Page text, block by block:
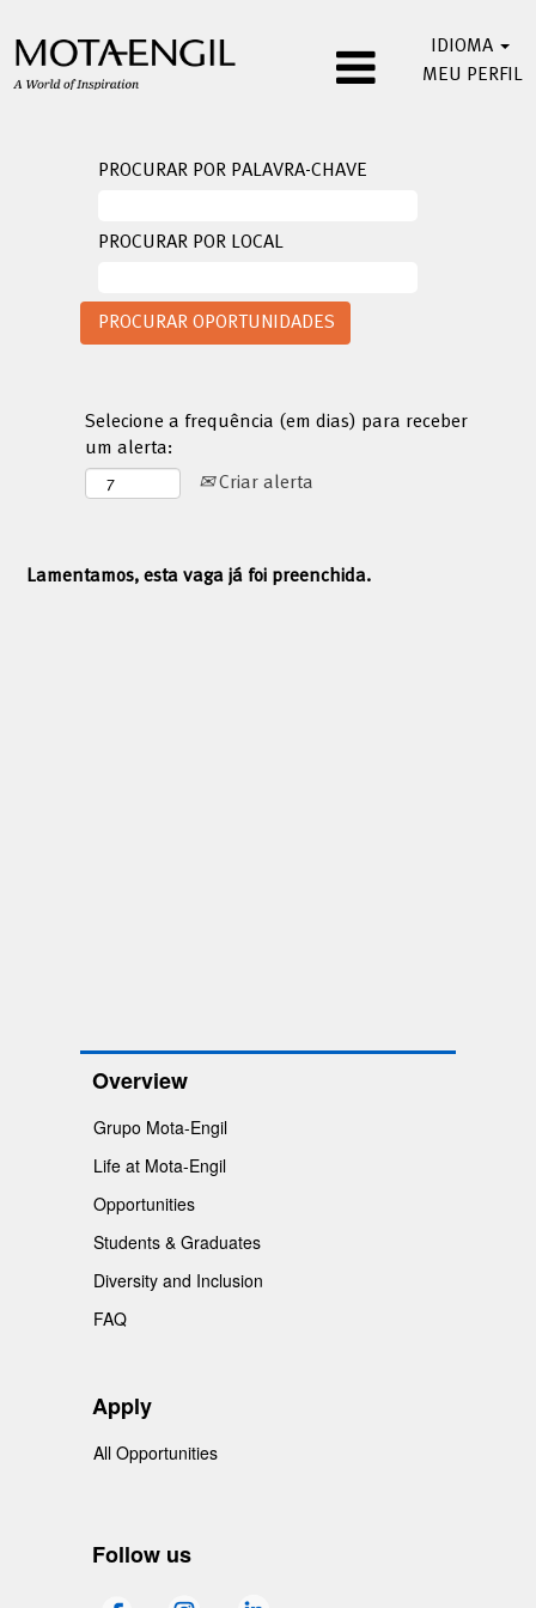
IDIOMA
MEU PERFIL
PROCURAR POR PALAVRA-CHAVE
PROCURAR POR LOCAL
Selecione a frequência (em dias) para receber
um alerta:
Criar alerta
Lamentamos, esta vaga já foi preenchida.
Overview
Grupo Mota-Engil
Life at Mota-Engil
Opportunities
Students & Graduates
Diversity and Inclusion
FAQ
Apply
All Opportunities
Follow us